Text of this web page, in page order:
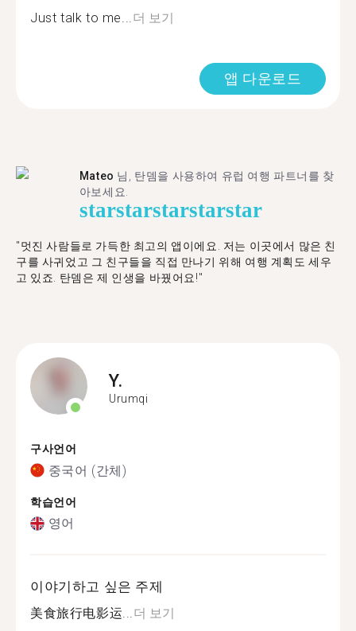
Just talk to me...더 보기
앱 다운로드
Mateo 님, 탄뎀을 사용하여 유럽 여행 파트너를 찾
아보세요.
starstarstarstarstar
"멋진 사람들로 가득한 최고의 앱이에요. 저는 이곳에서 많은 친
구를 사귀었고 그 친구들을 직접 만나기 위해 여행 계획도 세우
고 있죠. 탄뎀은 제 인생을 바꿨어요!"
Y.
Urumqi
구사언어
중국어 (간체)
학습언어
영어
이야기하고 싶은 주제
美食旅行电影运...더 보기